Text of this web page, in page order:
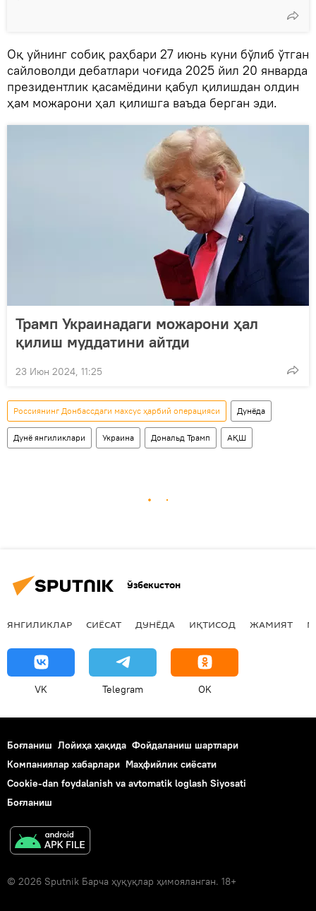
Оқ уйнинг собиқ раҳбари 27 июнь куни бўлиб ўтган
сайловолди дебатлари чоғида 2025 йил 20 январда
президентлик қасамёдини қабул қилишдан олдин
ҳам можарони ҳал қилишга ваъда берган эди.
Трамп Украинадаги можарони ҳал
қилиш муддатини айтди
23 Июн 2024, 11:25
Россиянинг Донбассдаги махсус ҳарбий операцияси Дунёда
Дунё янгиликлари Украина Дональд Трамп АҚШ
Ўзбекистон
ЯНГИЛИКЛАР СИЁСАТ ДУНЁДА ИҚТИСОД ЖАМИЯТ
VK Telegram OK
Боғланиш Лойиҳа ҳақида Фойдаланиш шартлари
Компаниялар хабарлари Маҳфийлик сиёсати
Cookie-dan foydalanish va avtomatik loglash Siyosati
Боғланиш
© 2026 Sputnik Барча ҳуқуқлар ҳимояланган. 18+